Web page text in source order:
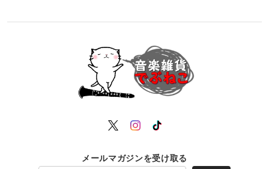
メールマガジンを受け取る